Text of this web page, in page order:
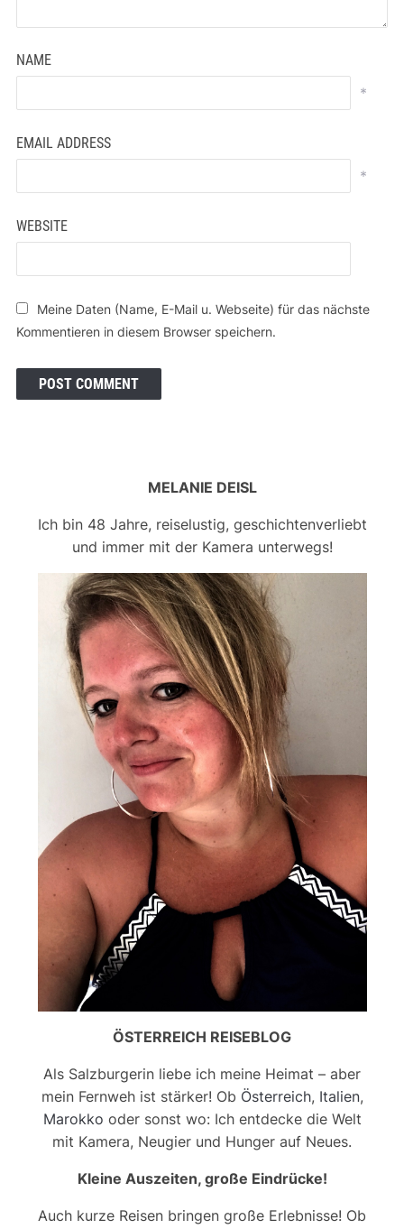
NAME
*
EMAIL ADDRESS
*
WEBSITE
Meine Daten (Name, E-Mail u. Webseite) für das nächste
Kommentieren in diesem Browser speichern.
MELANIE DEISL
Ich bin 48 Jahre, reiselustig, geschichtenverliebt
und immer mit der Kamera unterwegs!
ÖSTERREICH REISEBLOG
Als Salzburgerin liebe ich meine Heimat – aber
mein Fernweh ist stärker! Ob Österreich, Italien,
Marokko oder sonst wo: Ich entdecke die Welt
mit Kamera, Neugier und Hunger auf Neues.
Kleine Auszeiten, große Eindrücke!
Auch kurze Reisen bringen große Erlebnisse! Ob